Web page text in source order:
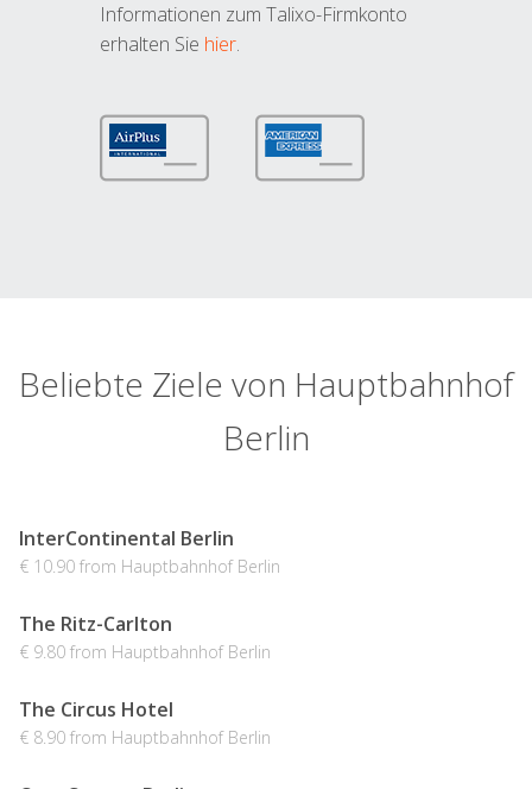
Informationen zum Talixo-Firmkonto
erhalten Sie hier.
Beliebte Ziele von Hauptbahnhof
Berlin
InterContinental Berlin
€ 10.90 from Hauptbahnhof Berlin
The Ritz-Carlton
€ 9.80 from Hauptbahnhof Berlin
The Circus Hotel
€ 8.90 from Hauptbahnhof Berlin